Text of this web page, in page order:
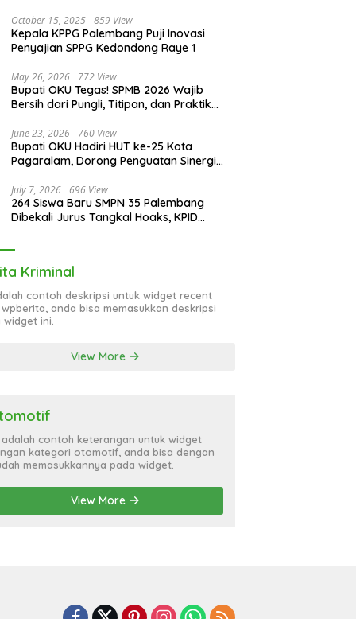
October 15, 2025 859 View
Kepala KPPG Palembang Puji Inovasi
Penyajian SPPG Kedondong Raye 1
May 26, 2026 772 View
Bupati OKU Tegas! SPMB 2026 Wajib
Bersih dari Pungli, Titipan, dan Praktik
June 23, 2026 760 View
Bupati OKU Hadiri HUT ke-25 Kota
Pagaralam, Dorong Penguatan Sinergi
July 7, 2026 696 View
264 Siswa Baru SMPN 35 Palembang
Dibekali Jurus Tangkal Hoaks, KPID
Kriminal
contoh deskripsi untuk widget recent
anda bisa memasukkan deskripsi
widget ini.
View More
adalah contoh keterangan untuk widget
kategori otomotif, anda bisa dengan
memasukkannya pada widget.
View More